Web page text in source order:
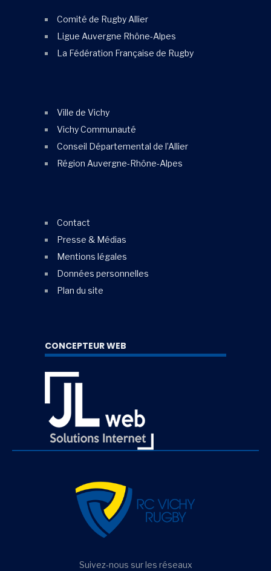
Comité de Rugby Allier
Ligue Auvergne Rhône-Alpes
La Fédération Française de Rugby
Ville de Vichy
Vichy Communauté
Conseil Départemental de l’Allier
Région Auvergne-Rhône-Alpes
Contact
Presse & Médias
Mentions légales
Données personnelles
Plan du site
CONCEPTEUR WEB
Suivez-nous sur les réseaux